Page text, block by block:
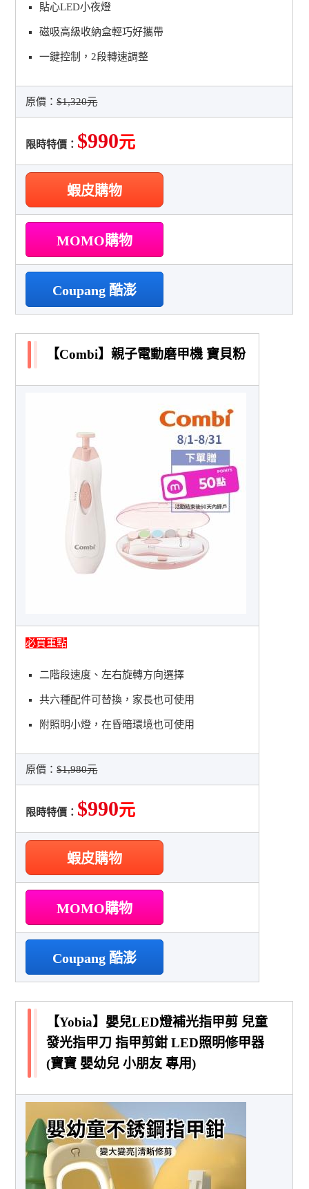
貼心LED小夜燈
磁吸高級收納盒輕巧好攜帶
一鍵控制，2段轉速調整
原價：$1,320元
限時特價： $990元
蝦皮購物
MOMO購物
Coupang 酷澎
【Combi】親子電動磨甲機 寶貝粉
必買重點
二階段速度、左右旋轉方向選擇
共六種配件可替換，家長也可使用
附照明小燈，在昏暗環境也可使用
原價：$1,980元
限時特價： $990元
蝦皮購物
MOMO購物
Coupang 酷澎
【Yobia】嬰兒LED燈補光指甲剪 兒童
發光指甲刀 指甲剪鉗 LED照明修甲器
(寶寶 嬰幼兒 小朋友 專用)